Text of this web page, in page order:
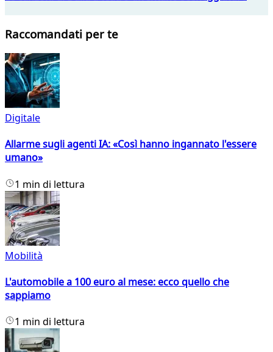
Raccomandati per te
Digitale
Allarme sugli agenti IA: «Così hanno ingannato l'essere
umano»
1 min di lettura
Mobilità
L'automobile a 100 euro al mese: ecco quello che
sappiamo
1 min di lettura